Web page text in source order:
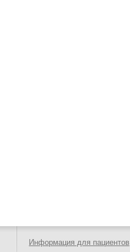
Информация для пациентов